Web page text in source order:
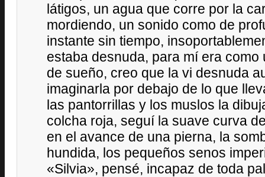
látigos, un agua que corre por la
mordiendo, un sonido como de
instante sin tiempo,
estaba desnuda, para mí era como
de sueño, creo que la vi desnuda
imaginarla por debajo de lo que
las pantorrillas y los muslos la
colcha roja, seguí la suave curva
en el avance de una pierna, la
hundida, los pequeños senos
«Silvia», pensé, incapaz de toda